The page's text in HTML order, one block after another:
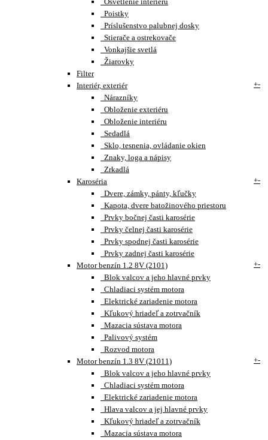
Poistky
Príslušenstvo palubnej dosky
Stierače a ostrekovače
Vonkajšie svetlá
Žiarovky
Filter
Interiér, exteriér
+-
Nárazníky
Obloženie exteriéru
Obloženie interiéru
Sedadlá
Sklo, tesnenia, ovládanie okien
Znaky, loga a nápisy
Zrkadlá
Karoséria
+-
Dvere, zámky, pánty, kľučky
Kapota, dvere batožinového priestoru
Prvky bočnej časti karosérie
Prvky čelnej časti karosérie
Prvky spodnej časti karosérie
Prvky zadnej časti karosérie
Motor benzín 1.2 8V (2101)
+-
Blok valcov a jeho hlavné prvky
Chladiaci systém motora
Elektrické zariadenie motora
Kľukový hriadeľ a zotrvačník
Mazacia sústava motora
Palivový systém
Rozvod motora
Motor benzín 1.3 8V (21011)
+-
Blok valcov a jeho hlavné prvky
Chladiaci systém motora
Elektrické zariadenie motora
Hlava valcov a jej hlavné prvky
Kľukový hriadeľ a zotrvačník
Mazacia sústava motora